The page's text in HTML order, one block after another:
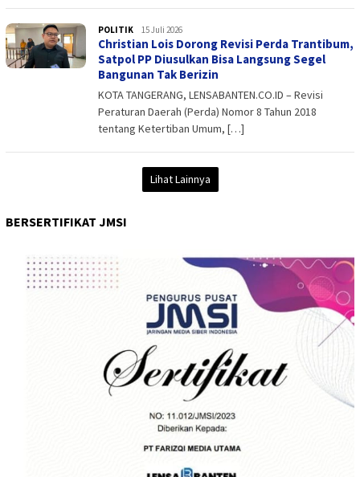
POLITIK admin
15 Juli 2026
Christian Lois Dorong Revisi Perda Trantibum,
Satpol PP Diusulkan Bisa Langsung Segel
Bangunan Tak Berizin
KOTA TANGERANG, LENSABANTEN.CO.ID – Revisi
Peraturan Daerah (Perda) Nomor 8 Tahun 2018
tentang Ketertiban Umum, […]
Lihat Lainnya
BERSERTIFIKAT JMSI